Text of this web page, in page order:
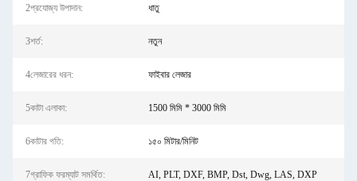
2প্রযোজ্য উপাদান: ধাতু
3শর্ত: নতুন
4লেজারের ধরন: ফাইবার লেজার
5কাটা এলাকা: 1500 মিমি * 3000 মিমি
6কাটার গতি: ১৫০ মিটার/মিনিট
7গ্রাফিক ফরম্যাট সমর্থিত: AI, PLT, DXF, BMP, Dst, Dwg, LAS, DXP